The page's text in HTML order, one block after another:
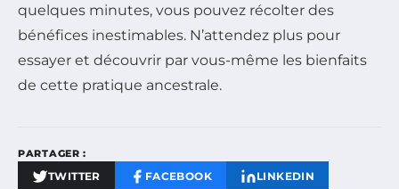
quelques minutes, vous pouvez récolter des
bénéfices inestimables. N’attendez plus pour
essayer et découvrir par vous-même les bienfaits
de cette pratique ancestrale.
PARTAGER :
TWITTER FACEBOOK LINKEDIN